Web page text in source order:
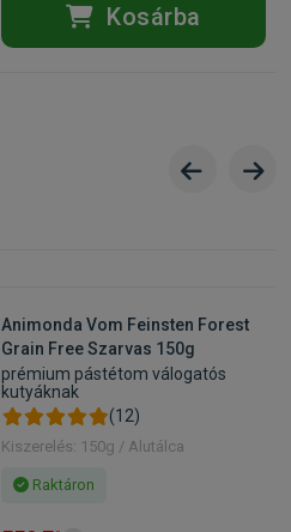
Kosárba
Animonda Vom Feinsten Forest
Grain Free Szarvas 150g
prémium pástétom válogatós
kutyáknak
(12)
Kiszerelés: 150g / Alutálca
Raktáron